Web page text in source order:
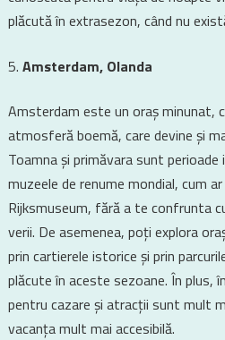
plăcută în extrasezon, când nu
Amsterdam, Olanda
Amsterdam este un oraș minunat,
atmosferă boemă, care devine și
Toamna și primăvara sunt
muzeele de renume mondial, cum
Rijksmuseum, fără a te confrunta
verii. De asemenea, poți explora
prin cartierele istorice și prin
plăcute în aceste sezoane. În plus,
pentru cazare și atracții sunt mult
vacanța mult mai accesibilă.